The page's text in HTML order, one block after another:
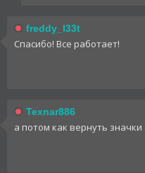
freddy_l33t
Спасибо! Все работает!
Texnar886
а потом как вернуть